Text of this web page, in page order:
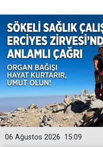
15:09
06 Ağustos 2026